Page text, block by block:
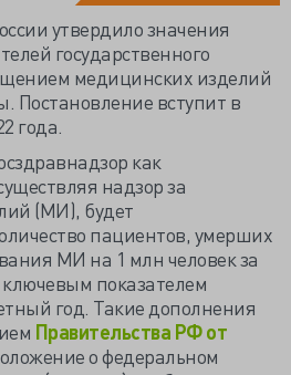
утвердило значения
государственного
медицинских изделий
Постановление вступит в
года.
как
надзор за
(МИ), будет
пациентов, умерших
МИ на 1 млн человек за
показателем
год. Такие дополнения
Правительства РФ от
о федеральном